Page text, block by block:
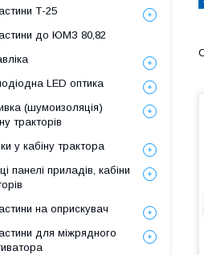
Т-25
до ЮМЗ 80,82
LED оптика
(шумоизоляція)
тракторів
у кабіну трактора
панелі приладів, кабіни
на оприскувач
для міжрядного